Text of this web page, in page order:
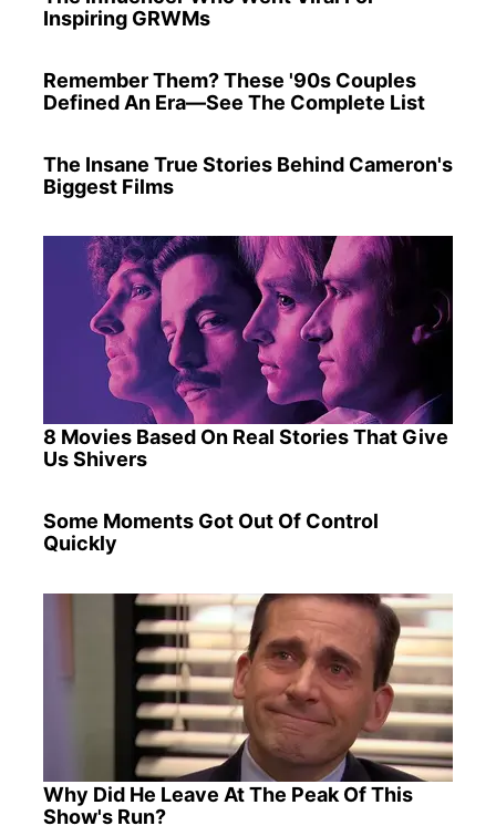
Inspiring GRWMs
Remember Them? These '90s Couples
Defined An Era—See The Complete List
The Insane True Stories Behind Cameron's
Biggest Films
8 Movies Based On Real Stories That Give
Us Shivers
Some Moments Got Out Of Control
Quickly
Why Did He Leave At The Peak Of This
Show's Run?